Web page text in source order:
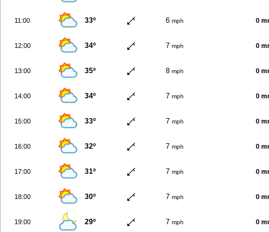
11:00 33º 6 mph 0
12:00 34º 7 mph 0
13:00 35º 8 mph 0
14:00 34º 7 mph 0
15:00 33º 7 mph 0
16:00 32º 7 mph 0
17:00 31º 7 mph 0
18:00 30º 7 mph 0
19:00 29º 7 mph 0